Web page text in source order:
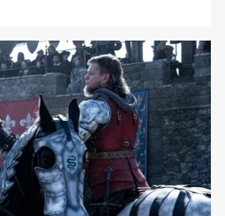
Contestualmente è stato
su [']